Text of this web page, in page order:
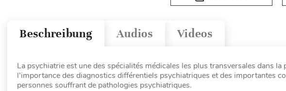
Videos
Audios
Beschreibung
La psychiatrie est une des spécialités médicales les plus transversales dans
l’importance des diagnostics différentiels psychiatriques et des importantes
personnes souffrant de pathologies psychiatriques.